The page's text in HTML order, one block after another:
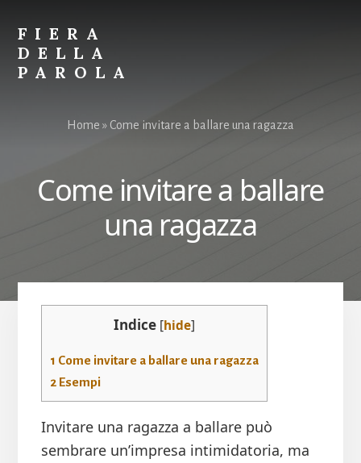
content
primary
sidebar
FIERA
DELLA
PAROLA
SpiegareHome » Come invitare a ballare una ragazza​​
Come invitare a ballare
una ragazza​​
Indice [hide]
1 Come invitare a ballare una ragazza​​
2Esempi
Invitare una ragazza a ballare può
sembrare un’impresa intimidatoria, ma